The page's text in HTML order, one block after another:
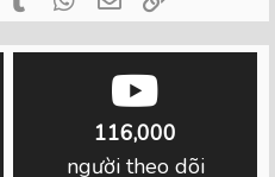
116,000
người theo dõi